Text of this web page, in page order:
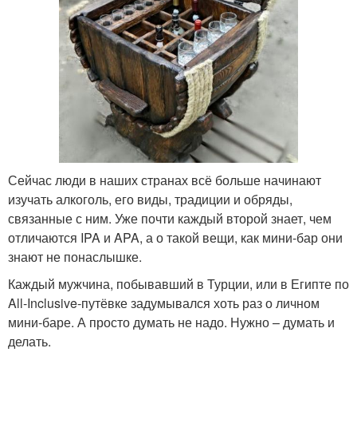
Сейчас люди в наших странах всё больше начинают
изучать алкоголь, его виды, традиции и обряды,
связанные с ним. Уже почти каждый второй знает, чем
отличаются IPA и APA, а о такой вещи, как мини-бар они
знают не понаслышке.
Каждый мужчина, побывавший в Турции, или в Египте по
All-Inclusive-путёвке задумывался хоть раз о личном
мини-баре. А просто думать не надо. Нужно – думать и
делать.